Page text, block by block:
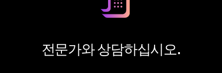
전문가와 상담하십시오.